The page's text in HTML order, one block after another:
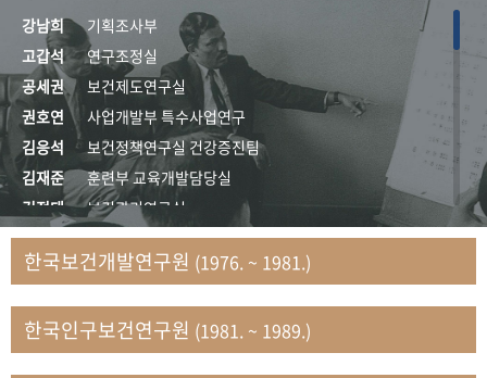
기록물 아카이브
사진 아카이브 문서 기록물 행정박물 영상 기록물
50+1주년 기념
성과 50선 숫자로 보는 50년
세계와 함께 한 KIHASA
VR 역사관
강남희
기획조사부
고갑석
연구조정실
공세권
보건제도연구실
권호연
사업개발부 특수사업연구
김응석
보건정책연구실 건강증진팀
김재준
훈련부 교육개발담당실
김정태
보건관리연구실
김지자
연구부 사회개발담당실
김태룡
조사평가부 연구과
문현상
가족복지연구실 인구가족연구팀
박인화
보건정책연구실
한국보건개발연구원 (1976. ~ 1981.)
한국인구보건연구원 (1981. ~ 1989.)